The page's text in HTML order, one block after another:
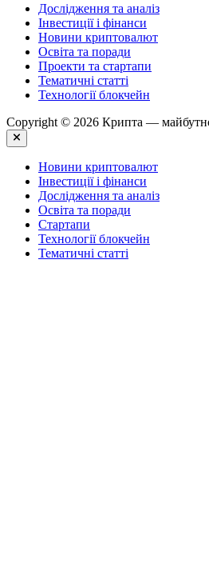
Дослідження та аналіз
Інвестиції і фінанси
Новини криптовалют
Освіта та поради
Проекти та стартапи
Тематичні статті
Технології блокчейн
Copyright © 2026 Крипта —
Close
Новини криптовалют
Інвестиції і фінанси
Дослідження та аналіз
Освіта та поради
Стартапи
Технології блокчейн
Тематичні статті